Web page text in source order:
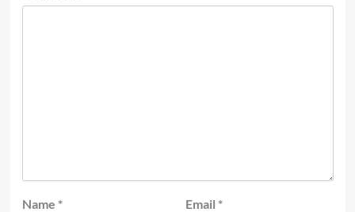
Name * Email *